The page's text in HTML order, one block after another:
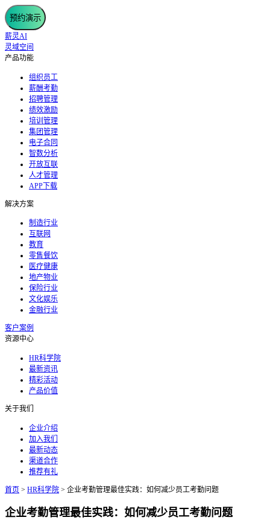
预约演示
薪灵AI
灵域空间
产品功能
组织员工
薪酬考勤
招聘管理
绩效激励
培训管理
集团管理
电子合同
智数分析
开放互联
人才管理
APP下载
解决方案
制造行业
互联网
教育
零售餐饮
医疗健康
地产物业
保险行业
文化娱乐
金融行业
客户案例
资源中心
HR科学院
最新资讯
精彩活动
产品价值
关于我们
企业介绍
加入我们
最新动态
渠道合作
推荐有礼
首页 > HR科学院 > 企业考勤管理最佳实践：如何减少员工考勤问题
企业考勤管理最佳实践：如何减少员工考勤问题